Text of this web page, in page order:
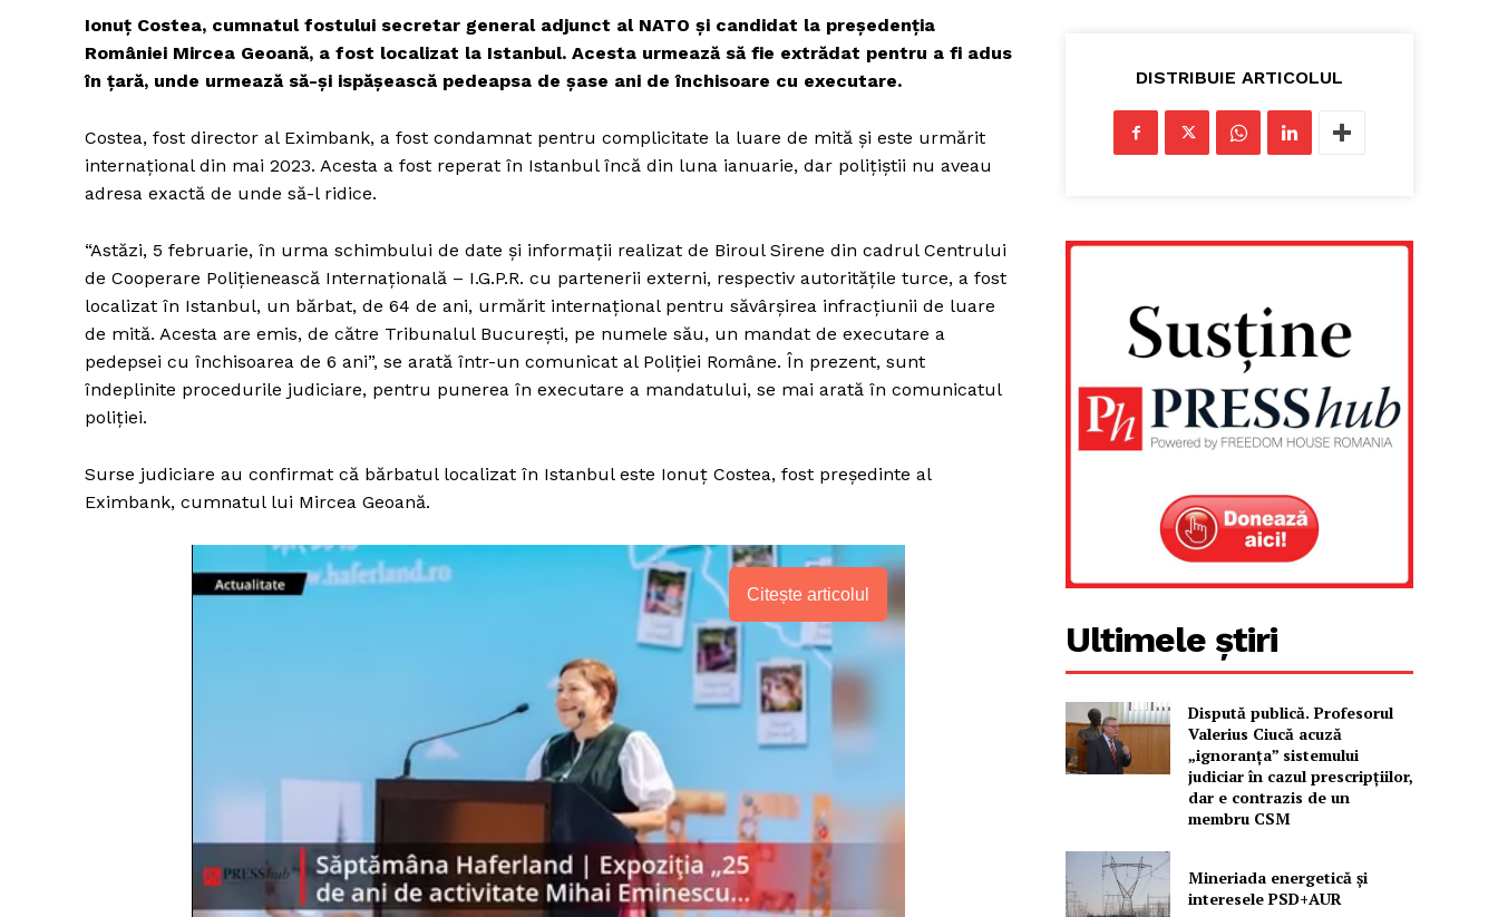
PRESShub
Despre noi / Echipa
Ionuț Costea, cumnatul fostului secretar general adjunct al NATO și candidat la președenția
României Mircea Geoană, a fost localizat la Istanbul. Acesta urmează să fie extrădat pentru a fi adus
în țară, unde urmează să-și ispășească pedeapsa de șase ani de închisoare cu executare.
Costea, fost director al Eximbank, a fost condamnat pentru complicitate la luare de mită și este urmărit
internațional din mai 2023. Acesta a fost reperat în Istanbul încă din luna ianuarie, dar polițiștii nu aveau
adresa exactă de unde să-l ridice.
“Astăzi, 5 februarie, în urma schimbului de date și informații realizat de Biroul Sirene din cadrul Centrului
de Cooperare Polițienească Internațională – I.G.P.R. cu partenerii externi, respectiv autoritățile turce, a fost
localizat în Istanbul, un bărbat, de 64 de ani, urmărit internațional pentru săvârșirea infracțiunii de luare
de mită. Acesta are emis, de către Tribunalul București, pe numele său, un mandat de executare a
pedepsei cu închisoarea de 6 ani”, se arată într-un comunicat al Poliției Române. În prezent, sunt
îndeplinite procedurile judiciare, pentru punerea în executare a mandatului, se mai arată în comunicatul
poliției.
Surse judiciare au confirmat că bărbatul localizat în Istanbul este Ionuț Costea, fost președinte al
Eximbank, cumnatul lui Mircea Geoană.
Citește articolul
DISTRIBUIE ARTICOLUL
Ultimele știri
Dispută publică. Profesorul
Valerius Ciucă acuză
„ignoranța” sistemului
judiciar în cazul prescripțiilor,
dar e contrazis de un
membru CSM
Mineriada energetică și
interesele PSD+AUR